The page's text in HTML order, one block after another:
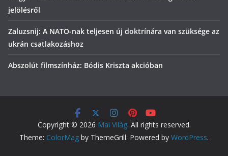
jelölésről
Zaluzsnij: A NATO-nak teljesen új doktrínára van szüksége az
ukrán csatlakozáshoz
Abszolút filmszínház: Bódis Kriszta akcióban
Copyright © 2026 Mai Világ. All rights reserved.
Theme: ColorMag by ThemeGrill. Powered by WordPress.